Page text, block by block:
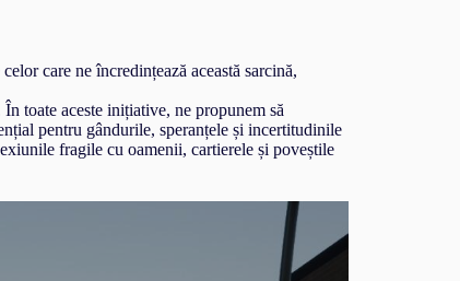
care ne încredințează această sarcină,
toate aceste inițiative, ne propunem să
pentru gândurile, speranțele și incertitudinile
fragile cu oamenii, cartierele și poveștile